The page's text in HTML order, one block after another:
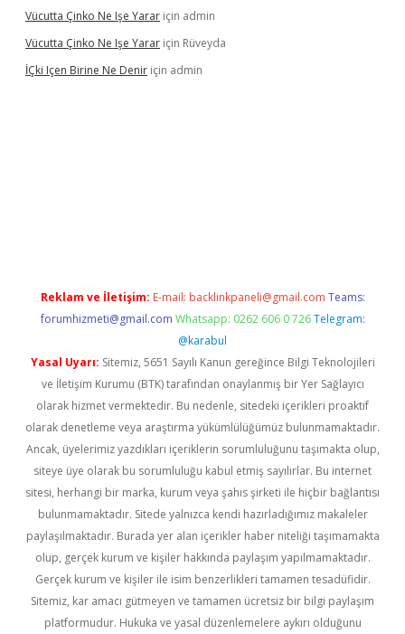
Vücutta Çinko Ne Işe Yarar için admin
Vücutta Çinko Ne Işe Yarar için Rüveyda
İÇki Içen Birine Ne Denir için admin
Reklam ve İletişim: E-mail: backlinkpaneli@gmail.com Teams:
forumhizmeti@gmail.com Whatsapp: 0262 606 0 726 Telegram:
@karabul
Yasal Uyarı: Sitemiz, 5651 Sayılı Kanun gereğince Bilgi Teknolojileri
ve İletişim Kurumu (BTK) tarafından onaylanmış bir Yer Sağlayıcı
olarak hizmet vermektedir. Bu nedenle, sitedeki içerikleri proaktif
olarak denetleme veya araştırma yükümlülüğümüz bulunmamaktadır.
Ancak, üyelerimiz yazdıkları içeriklerin sorumluluğunu taşımakta olup,
siteye üye olarak bu sorumluluğu kabul etmiş sayılırlar. Bu internet
sitesi, herhangi bir marka, kurum veya şahıs şirketi ile hiçbir bağlantısı
bulunmamaktadır. Sitede yalnızca kendi hazırladığımız makaleler
paylaşılmaktadır. Burada yer alan içerikler haber niteliği taşımamakta
olup, gerçek kurum ve kişiler hakkında paylaşım yapılmamaktadır.
Gerçek kurum ve kişiler ile isim benzerlikleri tamamen tesadüfidir.
Sitemiz, kar amacı gütmeyen ve tamamen ücretsiz bir bilgi paylaşım
platformudur. Hukuka ve yasal düzenlemelere aykırı olduğunu